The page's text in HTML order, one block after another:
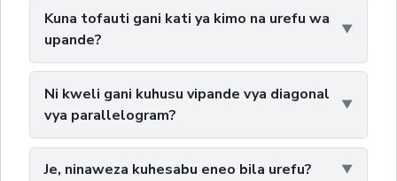
Kuna tofauti gani kati ya kimo na urefu wa
upande?
Ni kweli gani kuhusu vipande vya diagonal
vya parallelogram?
Je, ninaweza kuhesabu eneo bila urefu?